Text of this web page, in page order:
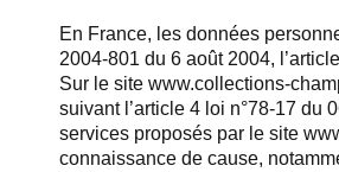
En France, les données
2004-801 du 6 août 2004,
Sur le site www.collections-
suivant l’article 4 loi n°78-17 du
services proposés par le site
connaissance de cause,